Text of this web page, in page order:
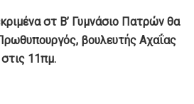
στ Β’ Γυμνάσιο Πατρών θα
βουλευτής Αχαΐας
11πμ.